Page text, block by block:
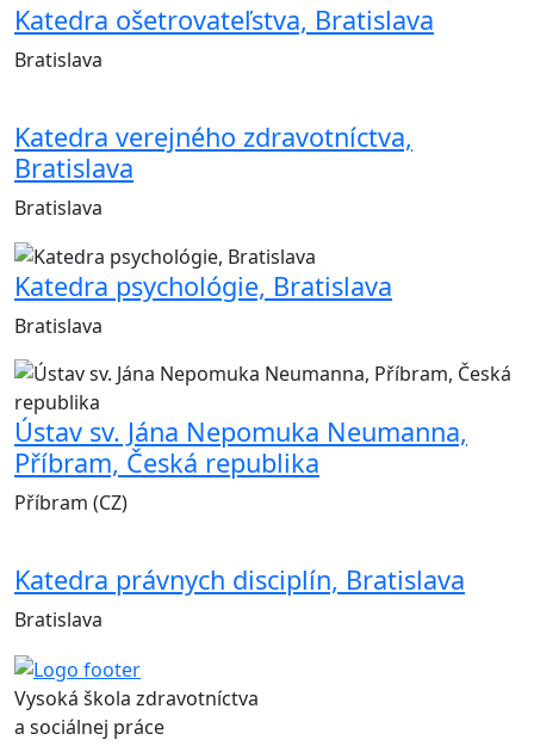
Katedra ošetrovateľstva, Bratislava
Bratislava
Katedra verejného zdravotníctva,
Bratislava
Bratislava
Katedra psychológie, Bratislava
Bratislava
Ústav sv. Jána Nepomuka Neumanna,
Příbram, Česká republika
Příbram (CZ)
Katedra právnych disciplín, Bratislava
Bratislava
Vysoká škola zdravotníctva
a sociálnej práce